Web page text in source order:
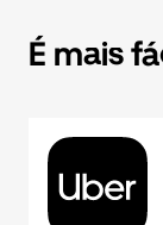
É mais